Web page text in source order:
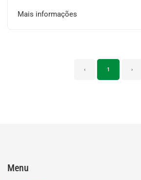
Mais informações
‹ 1 ›
Menu